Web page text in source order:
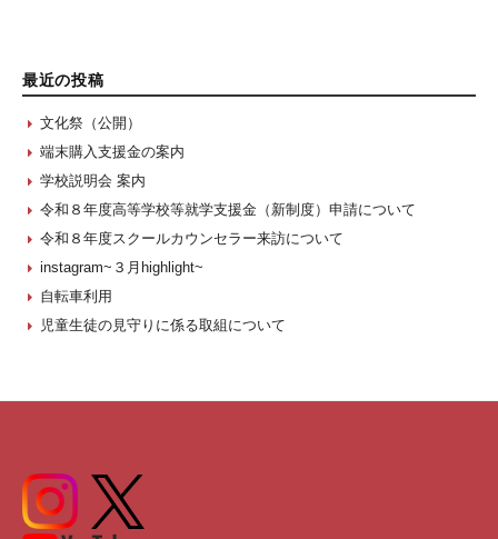
最近の投稿
文化祭（公開）
端末購入支援金の案内
学校説明会 案内
令和８年度高等学校等就学支援金（新制度）申請について
令和８年度スクールカウンセラー来訪について
instagram~３月highlight~
自転車利用
児童生徒の見守りに係る取組について